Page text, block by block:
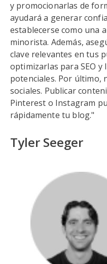
y promocionarlas de
ayudará a generar
establecerse como una
minorista. Además,
clave relevantes en tus
optimizarlas para SEO y
potenciales. Por último,
sociales. Publicar
Pinterest o Instagram
rápidamente tu blog."
Tyler Seeger